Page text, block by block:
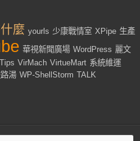
麼 yourls 少康戰情室 XPipe 生產
華視新聞廣場 WordPress 麗文
Tips VirMach VirtueMart 系統維運
湯 WP-ShellStorm TALK